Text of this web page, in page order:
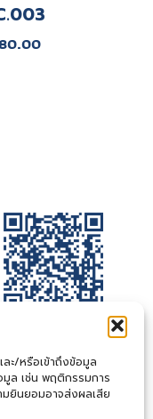
ะ/หรือเข้าถึงข้อมูล
มูล เช่น พฤติกรรมการ
ยินยอมอาจส่งผลเสีย